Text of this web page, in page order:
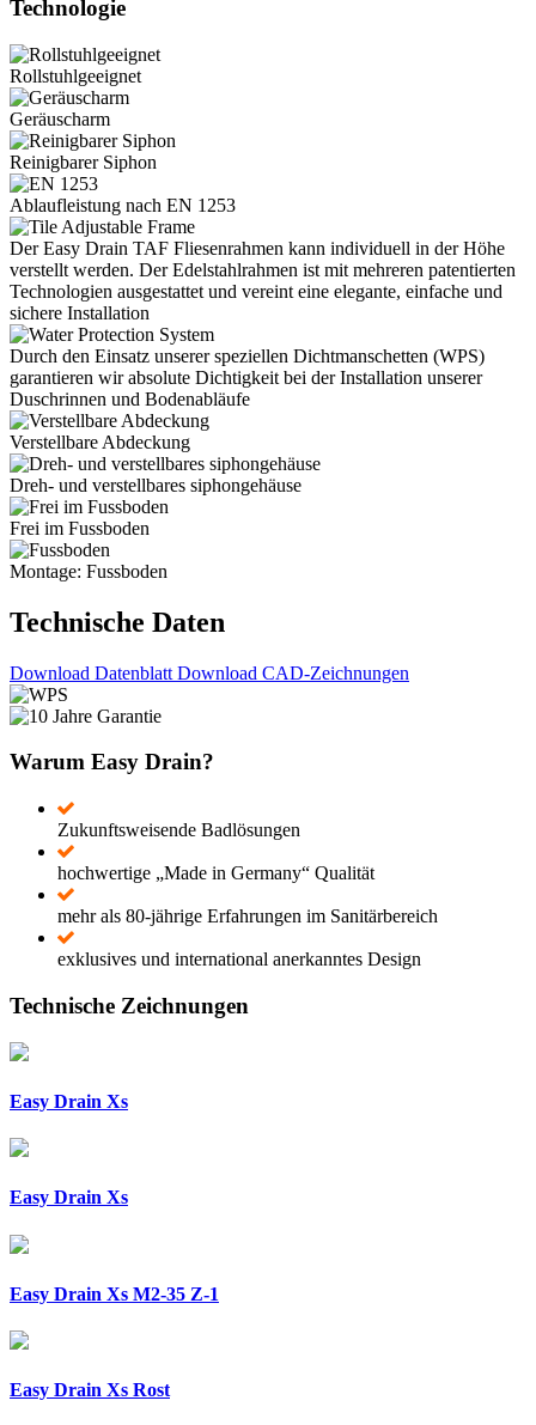
Technologie
Rollstuhlgeeignet
Geräuscharm
Reinigbarer Siphon
Ablaufleistung nach EN 1253
Der Easy Drain TAF Fliesenrahmen kann individuell in der Höhe
verstellt werden. Der Edelstahlrahmen ist mit mehreren patentierten
Technologien ausgestattet und vereint eine elegante, einfache und
sichere Installation
Durch den Einsatz unserer speziellen Dichtmanschetten (WPS)
garantieren wir absolute Dichtigkeit bei der Installation unserer
Duschrinnen und Bodenabläufe
Verstellbare Abdeckung
Dreh- und verstellbares siphongehäuse
Frei im Fussboden
Montage: Fussboden
Technische Daten
Download Datenblatt Download CAD-Zeichnungen
Warum Easy Drain?
Zukunftsweisende Badlösungen
hochwertige „Made in Germany“ Qualität
mehr als 80-jährige Erfahrungen im Sanitärbereich
exklusives und international anerkanntes Design
Technische Zeichnungen
Easy Drain Xs
Easy Drain Xs
Easy Drain Xs M2-35 Z-1
Easy Drain Xs Rost